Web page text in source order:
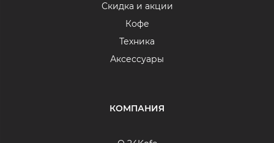
Скидка и акции
Кофе
Техника
Аксессуары
КОМПАНИЯ